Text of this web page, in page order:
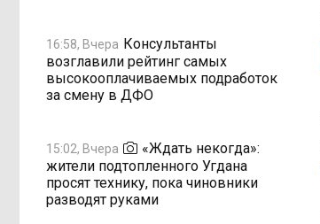
16:58, Вчера Консультанты
возглавили рейтинг самых
высокооплачиваемых подработок
за смену в ДФО
15:02, Вчера
«Ждать некогда»:
жители подтопленного Угдана
просят технику, пока чиновники
разводят руками